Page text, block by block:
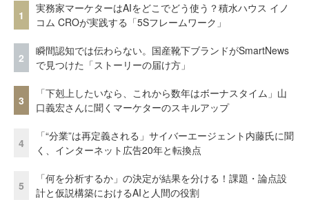
1
実務家マーケターはAIをどこでどう使う？積水ハウス イノ
コム CROが実践する「5Sフレームワーク」
2
瞬間認知では伝わらない。国産靴下ブランドがSmartNews
で見つけた「ストーリーの届け方」
3
「下剋上したいなら、これから数年はボーナスタイム」山
口義宏さんに聞くマーケターのスキルアップ
4
「“分業”は再定義される」サイバーエージェント内藤氏に聞
く、インターネット広告20年と転換点
5
「何を分析するか」の決定が結果を分ける！課題・論点設
計と仮説構築におけるAIと人間の役割